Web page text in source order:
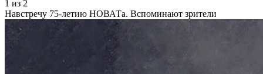
1 из 2
Навстречу 75-летию НОВАТа. Вспоминают зрители